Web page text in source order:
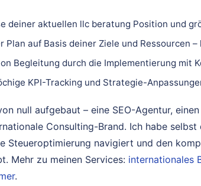
deiner aktuellen llc beratung Position und
Plan auf Basis deiner Ziele und Ressourcen –
Begleitung durch die Implementierung mit
KPI-Tracking und Strategie-
null aufgebaut – eine SEO-Agentur,
Consulting-Brand. Ich habe
Steueroptimierung navigiert und den
Mehr zu meinen Services: internationales
.